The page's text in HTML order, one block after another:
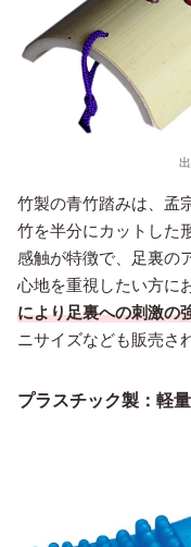
竹製の青竹踏みは、孟
竹を半分にカットした
感触が特徴で、足裏の
心地を重視したい方に
により足裏への刺激の
ニサイズなども販売さ
プラスチック製：軽